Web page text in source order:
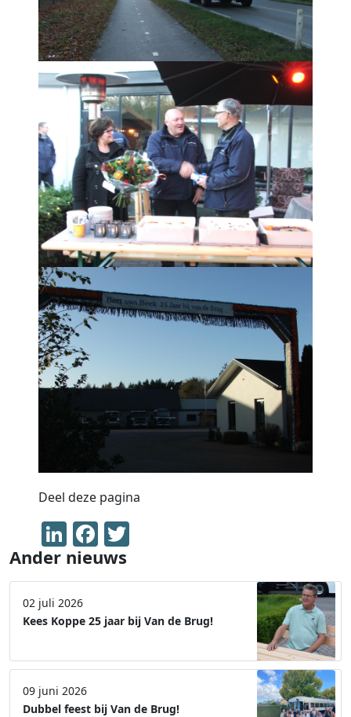
Deel deze pagina
LinkedIn
Facebook
Ander nieuws
02 juli 2026
Kees Koppe 25 jaar bij Van de Brug!
09 juni 2026
Dubbel feest bij Van de Brug!